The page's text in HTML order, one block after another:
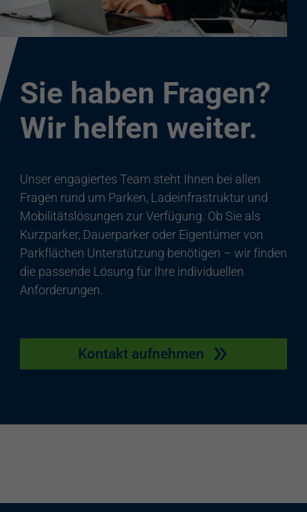
Sie haben Fragen?
Wir helfen weiter.
Unser engagiertes Team steht Ihnen bei allen
Fragen rund um Parken, Ladeinfrastruktur und
Mobilitätslösungen zur Verfügung. Ob Sie als
Kurzparker, Dauerparker oder Eigentümer von
Parkflächen Unterstützung benötigen – wir finden
die passende Lösung für Ihre individuellen
Anforderungen.
Kontakt aufnehmen